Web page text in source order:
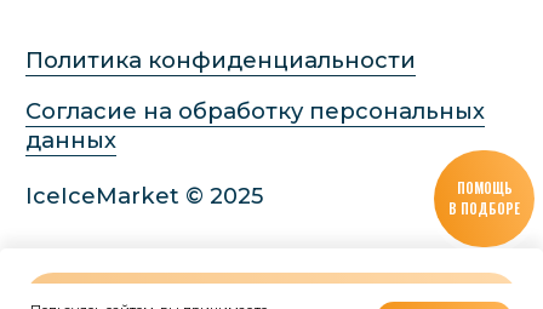
В КОРЗИНУ
ПОМОЩЬ
В ПОДБОРЕ